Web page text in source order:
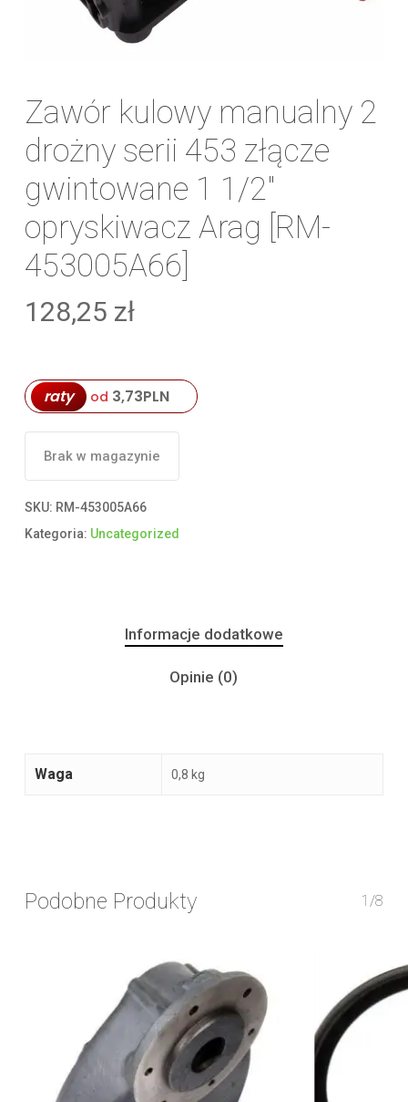
Zawór kulowy manualny 2
drożny serii 453 złącze
gwintowane 1 1/2″
opryskiwacz Arag [RM-
453005A66]
128,25 zł
raty od 3,73PLN
Brak w magazynie
SKU: RM-453005A66
Kategoria: Uncategorized
Informacje dodatkowe
Opinie (0)
Waga 0,8 kg
Podobne Produkty 1/8